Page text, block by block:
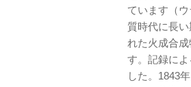
ています（
質時代に長
れた火成合
す。記録に
した。1843